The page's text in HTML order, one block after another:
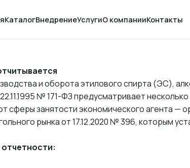
КаталогВнедрениеУслугиО компанииКонтакты
и оборота этилового спирта (ЭС),
22.11.1995 № 171-ФЗпредусматривает
сферы занятости экономического агента
рынка от17.12.2020 № 396, которым